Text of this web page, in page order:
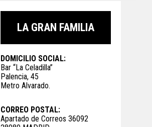
LA GRAN FAMILIA
DOMICILIO SOCIAL:
Bar “La Celadilla”
Palencia, 45
Metro Alvarado.
CORREO POSTAL:
Apartado de Correos 36092